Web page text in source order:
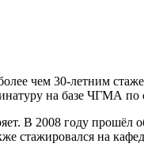
чем 30-летним
на базе ЧГМА по
В 2008 году прошёл
стажировался на